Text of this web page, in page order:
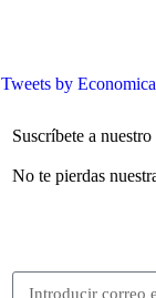
Tweets by
Suscríbete a
No te pierdas